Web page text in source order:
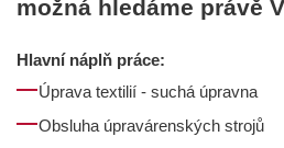
možná hledáme právě
Hlavní náplň práce:
Úprava textilií - suchá úpravna
Obsluha úpravárenských strojů